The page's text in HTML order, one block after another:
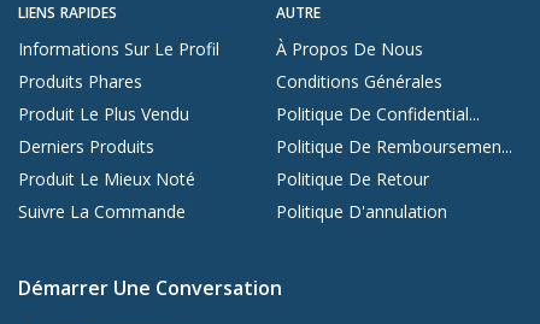
LIENS RAPIDES
Informations Sur Le Profil
Produits Phares
Produit Le Plus Vendu
Derniers Produits
Produit Le Mieux Noté
Suivre La Commande
AUTRE
À Propos De Nous
Conditions Générales
Politique De Confidential...
Politique De Remboursemen...
Politique De Retour
Politique D'annulation
Démarrer Une Conversation